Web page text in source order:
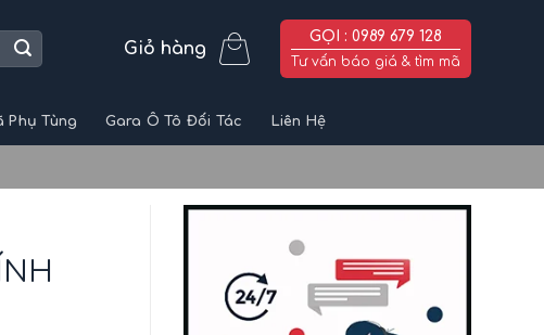
Giỏ hàng
GỌI : 0989 679 128
Tư vấn báo giá & tìm mã
Phụ Tùng Gara Ô Tô Đối Tác Liên Hệ